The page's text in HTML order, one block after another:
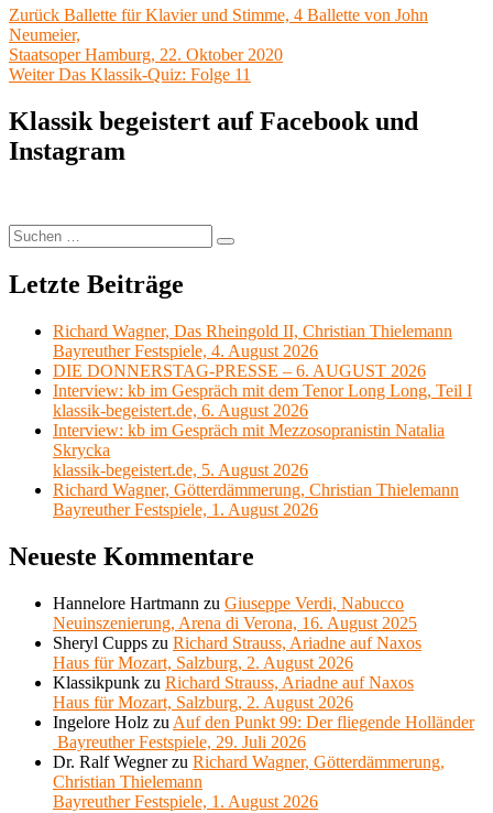
Beitragsnavigation
Zurück Vorheriger
Beitrag:
Ballette für Klavier und Stimme, 4 Ballette von John
Neumeier,
Staatsoper Hamburg, 22. Oktober 2020
Weiter Nächster
Das Klassik-Quiz: Folge 11
Klassik begeistert auf Facebook und
Instagram
Suchen
nach:
Suchen
Letzte Beiträge
Richard Wagner, Das Rheingold II, Christian Thielemann
Bayreuther Festspiele, 4. August 2026
DIE DONNERSTAG-PRESSE – 6. AUGUST 2026
Interview: kb im Gespräch mit dem Tenor Long Long, Teil I
klassik-begeistert.de, 6. August 2026
Interview: kb im Gespräch mit Mezzosopranistin Natalia
Skrycka
klassik-begeistert.de, 5. August 2026
Richard Wagner, Götterdämmerung, Christian Thielemann
Bayreuther Festspiele, 1. August 2026
Neueste Kommentare
Hannelore Hartmann zu Giuseppe Verdi, Nabucco
Neuinszenierung, Arena di Verona, 16. August 2025
Sheryl Cupps zu Richard Strauss, Ariadne auf Naxos
Haus für Mozart, Salzburg, 2. August 2026
Klassikpunk zu Richard Strauss, Ariadne auf Naxos
Haus für Mozart, Salzburg, 2. August 2026
Ingelore Holz zu Auf den Punkt 99: Der fliegende Holländer
Bayreuther Festspiele, 29. Juli 2026
Dr. Ralf Wegnerzu Richard Wagner, Götterdämmerung,
Christian Thielemann
Bayreuther Festspiele, 1. August 2026